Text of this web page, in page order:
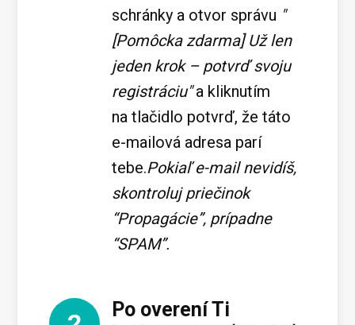
schránky a otvor správu "
[Pomôcka zdarma] Už len
jeden krok – potvrď svoju
registráciu"a kliknutím
na tlačidlo potvrď, že táto
e-mailová adresa parí
tebe.Pokiaľ e-mail nevidíš,
skontroluj priečinok
“Propagácie”, prípadne
“SPAM”.
Po overení Ti